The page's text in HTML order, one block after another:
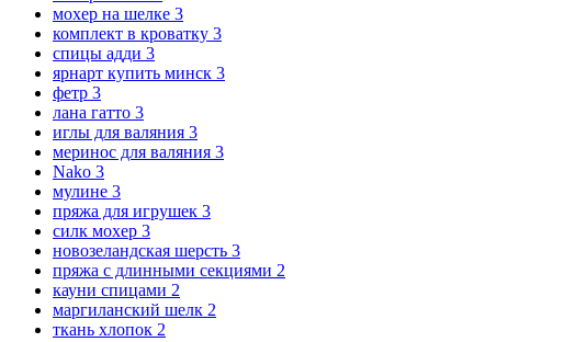
мохер на шелке 3
комплект в кроватку 3
спицы адди 3
ярнарт купить минск 3
фетр 3
лана гатто 3
иглы для валяния 3
меринос для валяния 3
Nako 3
мулине 3
пряжа для игрушек 3
силк мохер 3
новозеландская шерсть 3
пряжа с длинными секциями 2
кауни спицами 2
маргиланский шелк 2
ткань хлопок 2